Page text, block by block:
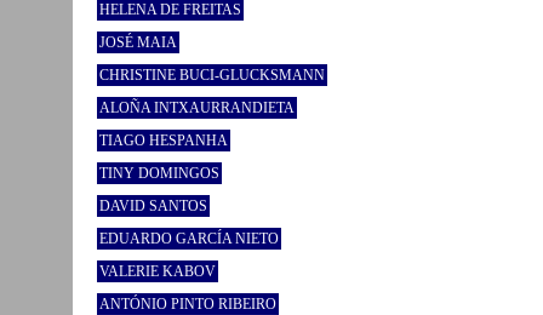
HELENA DE FREITAS
JOSÉ MAIA
CHRISTINE BUCI-GLUCKSMANN
ALOÑA INTXAURRANDIETA
TIAGO HESPANHA
TINY DOMINGOS
DAVID SANTOS
EDUARDO GARCÍA NIETO
VALERIE KABOV
ANTÓNIO PINTO RIBEIRO